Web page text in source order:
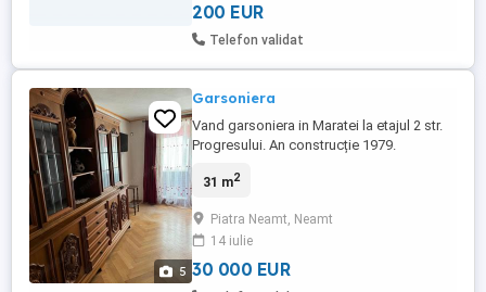
200 EUR
Telefon validat
5
Garsoniera
Vand garsoniera in Maratei la etajul 2 str.
Progresului. An construcție 1979.
refacute, parchet din lemn masiv, usi
spalat, plita si boiler .
31 m2
Piatra Neamt, Neamt
14 iulie
30 000 EUR